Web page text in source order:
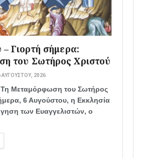
Γιορτή σήμερα:
του Σωτήρος Χριστού
ΑΥΓΟΎΣΤΟΥ, 2026
Τη Μεταμόρφωση του Σωτήρος
6 Αυγούστου, η Εκκλησία
των Ευαγγελιστών, ο